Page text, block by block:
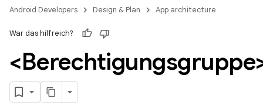
Android Developers Design & Plan App architecture
War das hilfreich?